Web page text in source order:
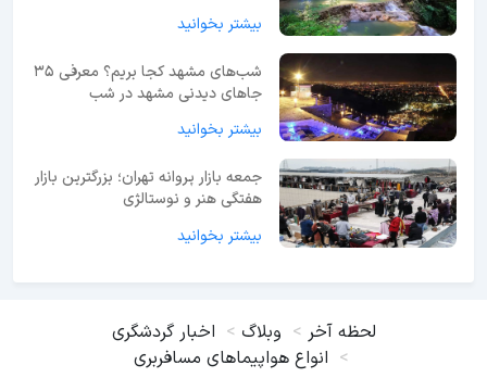
بیشتر بخوانید
شب‌های مشهد کجا بریم؟ معرفی 35
جاهای دیدنی مشهد در شب
بیشتر بخوانید
جمعه بازار پروانه تهران؛ بزرگترین بازار
هفتگی هنر و نوستالژی
بیشتر بخوانید
لحظه آخر وبلاگ
اخبار گردشگری
انواع هواپیماهای مسافربری